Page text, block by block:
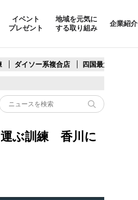
イベント
プレゼント
地域を元気に
する取り組み
企業紹介
ダイソー系複合店 四国最大スリコ
運ぶ訓練 香川に